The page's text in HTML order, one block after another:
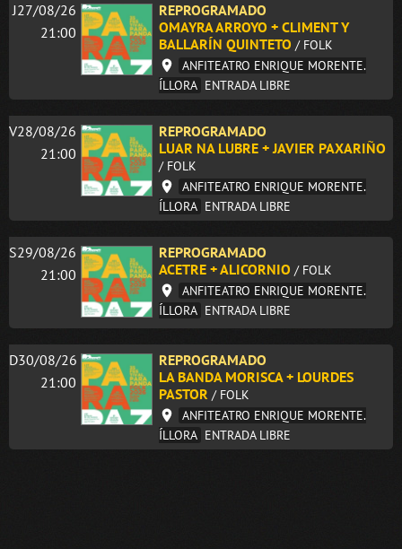
J27/08/26
21:00
REPROGRAMADO
OMAYRA ARROYO + CLIMENT Y
BALLARÍN QUINTETO / FOLK
ANFITEATRO ENRIQUE MORENTE.
ÍLLORA ENTRADA LIBRE
V28/08/26
21:00
REPROGRAMADO
LUAR NA LUBRE + JAVIER PAXARIÑO
/ FOLK
ANFITEATRO ENRIQUE MORENTE.
ÍLLORA ENTRADA LIBRE
S29/08/26
21:00
REPROGRAMADO
ACETRE + ALICORNIO / FOLK
ANFITEATRO ENRIQUE MORENTE.
ÍLLORA ENTRADA LIBRE
D30/08/26
21:00
REPROGRAMADO
LA BANDA MORISCA + LOURDES
PASTOR / FOLK
ANFITEATRO ENRIQUE MORENTE.
ÍLLORA ENTRADA LIBRE